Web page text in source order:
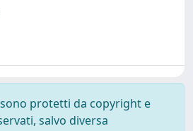
protetti da copyright e
salvo diversa